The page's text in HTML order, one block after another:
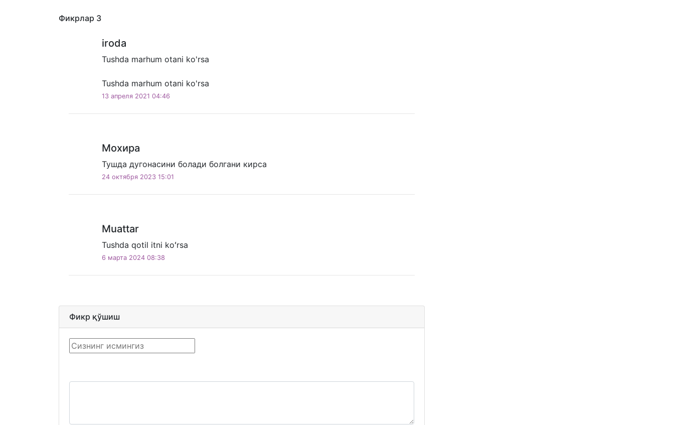
Фикрлар 3
iroda
Tushda marhum otani ko'rsa
Tushda marhum otani ko'rsa
13 апреля 2021 04:46
Мохира
Тушда дугонасини болади болгани кирса
24 октября 2023 15:01
Muattar
Tushda qotil itni koʻrsa
6 марта 2024 08:38
Фикр қўшиш